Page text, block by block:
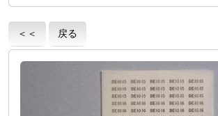
＜＜ 戻る